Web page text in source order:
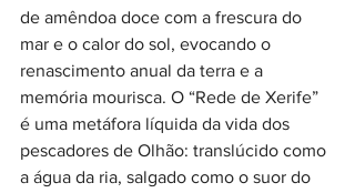
de amêndoa doce com a frescura do
mar e o calor do sol, evocando o
renascimento anual da terra e a
memória mourisca. O “Rede de Xerife”
é uma metáfora líquida da vida dos
pescadores de Olhão: translúcido como
a água da ria, salgado como o suor do